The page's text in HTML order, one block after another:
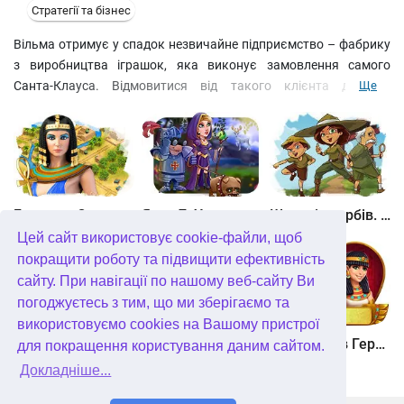
Цей сайт використовує cookie-файли, щоб
покращити роботу та підвищити ефективність
сайту. При навігації по нашому веб-сайту Ви
погоджуєтесь з тим, що ми зберігаємо та
використовуємо cookies на Вашому пристрої
для покращення користування даним сайтом.
Докладніше...
Стратегії та бізнес
Вільма отримує у спадок незвичайне підприємство – фабрику
з виробництва іграшок, яка виконує замовлення самого
Санта-Клауса. Відмовитися від такого клієнта дівчина,
ідею – відкрити кафе для оленів та ельфів, які приїжджають за
замовленнями. Чи зумієте ви поєднувати ресторан та
виробництво та поступово розширювати асортимент?
Дізнайтеся у цій новорічній грі.
Ще
Шукачі скарбів. Камінь душі
Шукачі скарбів. Сніжна королева. колекційне видання Алісія Квотермейн 3. Таємниця палаючого золота. колекційне видання 12 подвигів Геракла. Як я зустрів Мегару. колекційне видання